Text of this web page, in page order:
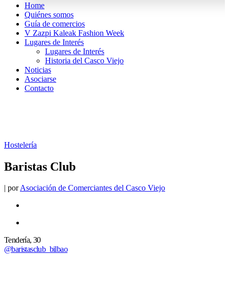
Home
Quiénes somos
Guía de comercios
V Zazpi Kaleak Fashion Week
Lugares de Interés
Lugares de Interés
Historia del Casco Viejo
Noticias
Asociarse
Contacto
Hostelería
Baristas Club
| porAsociación de Comerciantes del Casco Viejo
Tendería, 30
@baristasclub_bilbao